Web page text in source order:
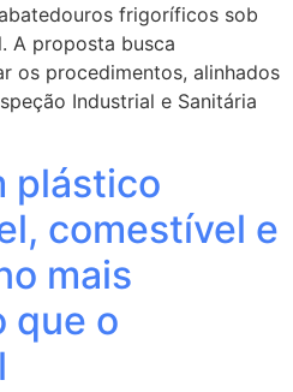
frigoríficos sob
A proposta busca
os procedimentos, alinhados
Industrial e Sanitária
plástico
comestível e
mais
que o